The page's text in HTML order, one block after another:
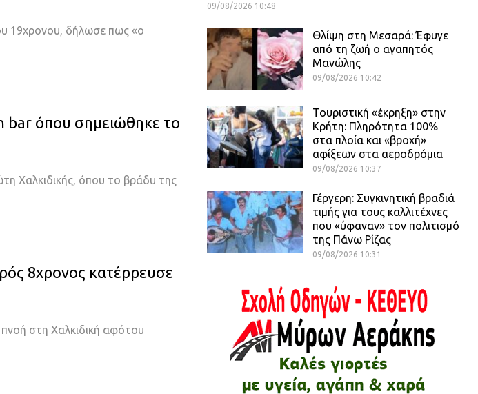
19χρονου, δήλωσε πως «ο
bar όπου σημειώθηκε το
Χαλκιδικής, όπου το βράδυ της
8χρονος κατέρρευσε
στη Χαλκιδική αφότου
09/08/2026 10:48
Θλίψη στη Μεσαρά: Έφυγε
από τη ζωή ο αγαπητός
Μανώλης
09/08/2026 10:42
Τουριστική «έκρηξη» στην
Κρήτη: Πληρότητα 100%
στα πλοία και «βροχή»
αφίξεων στα αεροδρόμια
09/08/2026 10:37
Γέργερη: Συγκινητική βραδιά
τιμής για τους καλλιτέχνες
που «ύφαναν» τον πολιτισμό
της Πάνω Ρίζας
09/08/2026 10:31